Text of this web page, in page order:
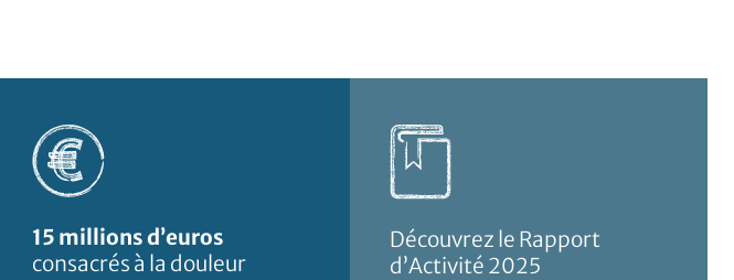
15 millions d’euros
consacrés à la douleur
Découvrez le Rapport
d’Activité 2025